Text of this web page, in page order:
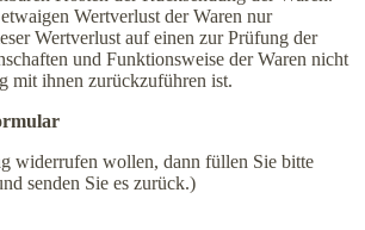
Wertverlust der Waren nur
Wertverlust auf einen zur Prüfung der
und Funktionsweise der Waren nicht
mit ihnen zurückzuführen ist.
widerrufen wollen, dann füllen Sie bitte
senden Sie es zurück.)